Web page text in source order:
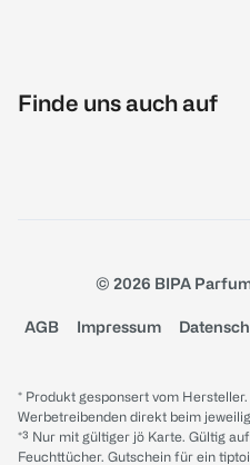
Finde uns auch auf
© 2026 BIPA
AGB Impressum
* Produkt gesponsert vom
Werbetreibenden direkt beim
*³ Nur mit gültiger jö Karte. Gültig
Feuchttücher. Gutschein für ein